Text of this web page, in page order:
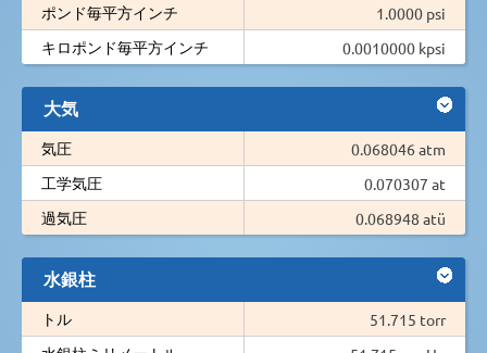
ポンド毎平方インチ
1.0000 psi
キロポンド毎平方インチ
0.0010000 kpsi
大気
気圧
0.068046 atm
工学気圧
0.070307 at
過気圧
0.068948 atü
水銀柱
トル
51.715 torr